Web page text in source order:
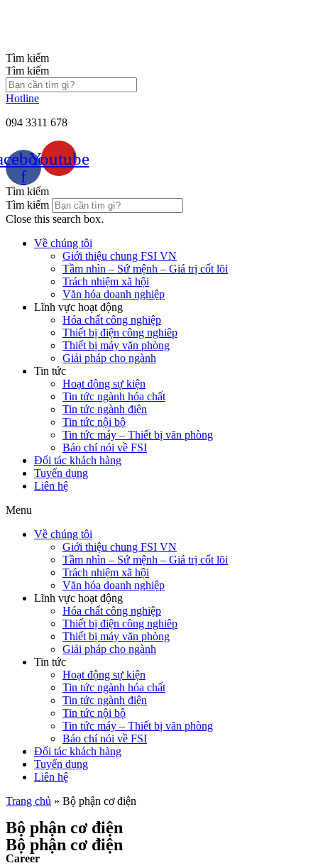
Tìm kiếm
Tìm kiếm
Hotline
094 3311 678
f
Youtube
Tìm kiếm
Tìm kiếm
Close this search box.
Về chúng tôi
Giới thiệu chung FSI VN
Tầm nhìn – Sứ mệnh – Giá trị cốt lõi
Trách nhiệm xã hội
Văn hóa doanh nghiệp
Lĩnh vực hoạt động
Hóa chất công nghiệp
Thiết bị điện công nghiêp
Thiết bị máy văn phòng
Giải pháp cho ngành
Tin tức
Hoạt động sự kiện
Tin tức ngành hóa chất
Tin tức ngành điện
Tin tức nội bộ
Tin tức máy – Thiết bị văn phòng
Báo chí nói về FSI
Đối tác khách hàng
Tuyển dụng
Liên hệ
Menu
Về chúng tôi
Giới thiệu chung FSI VN
Tầm nhìn – Sứ mệnh – Giá trị cốt lõi
Trách nhiệm xã hội
Văn hóa doanh nghiệp
Lĩnh vực hoạt động
Hóa chất công nghiệp
Thiết bị điện công nghiêp
Thiết bị máy văn phòng
Giải pháp cho ngành
Tin tức
Hoạt động sự kiện
Tin tức ngành hóa chất
Tin tức ngành điện
Tin tức nội bộ
Tin tức máy – Thiết bị văn phòng
Báo chí nói về FSI
Đối tác khách hàng
Tuyển dụng
Liên hệ
Trang chủ » Bộ phận cơ điện
Bộ phận cơ điện
Bộ phận cơ điện
Career